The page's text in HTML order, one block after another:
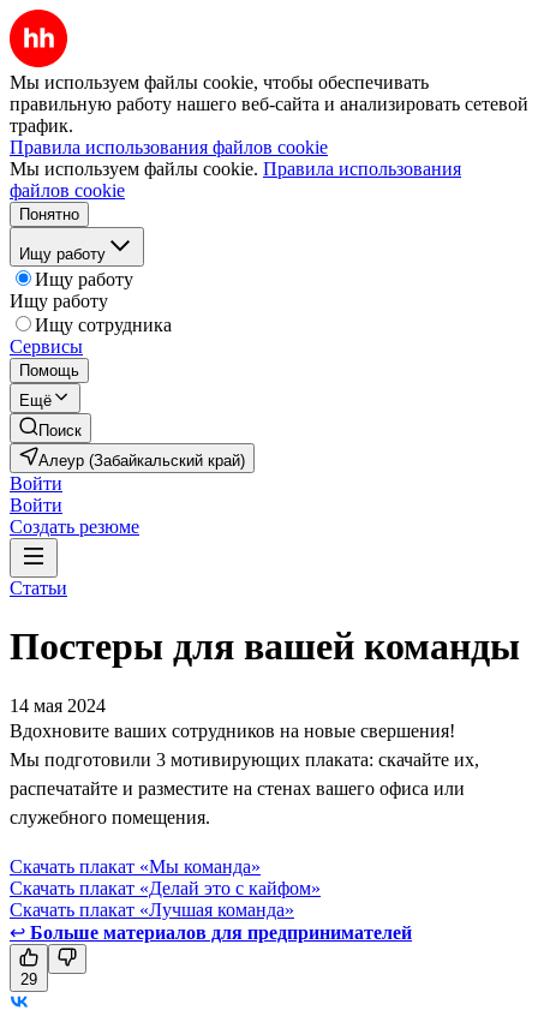
Мы используем файлы cookie, чтобы обеспечивать
правильную работу нашего веб-сайта и анализировать сетевой
трафик.
Правила использования файлов cookie
Мы используем файлы cookie. Правила использования
файлов cookie
Понятно
Ищу работу
Ищу работу
Ищу работу
Ищу сотрудника
Сервисы
Помощь
Ещё
Поиск
Алеур (Забайкальский край)
Войти
Войти
Создать резюме
Статьи
Постеры для вашей команды
14 мая 2024
Вдохновите ваших сотрудников на новые свершения!
Мы подготовили 3 мотивирующих плаката: скачайте их,
распечатайте и разместите на стенах вашего офиса или
служебного помещения.
Скачать плакат «Мы команда»
Скачать плакат «Делай это с кайфом»
Скачать плакат «Лучшая команда»
↩ Больше материалов для предпринимателей
29